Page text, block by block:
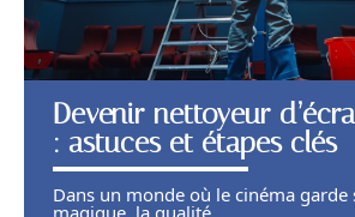
Devenir nettoyeur
: astuces et étapes clés
Dans un monde où le cinéma